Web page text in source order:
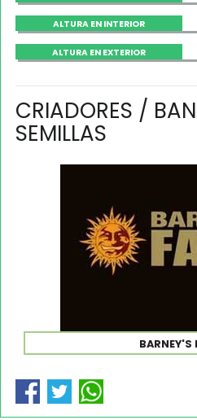
ALTURA EN INTERIOR
ALTURA EN EXTERIOR
CRIADORES /
SEMILLAS
BARNEY'S